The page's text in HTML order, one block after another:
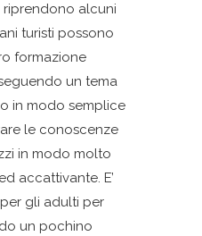
riprendono alcuni
turisti possono
formazione
un tema
in modo semplice
le conoscenze
in modo molto
accattivante. E’
gli adulti per
un pochino